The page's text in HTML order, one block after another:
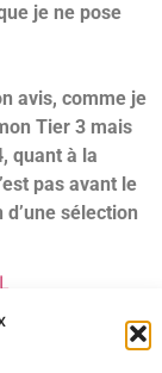
je ne pose
avis, comme je
Tier 3 mais
quant à la
pas avant le
sélection